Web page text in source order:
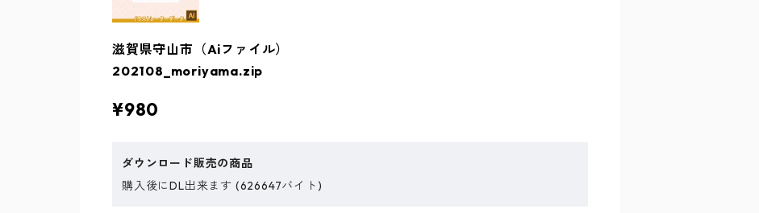
滋賀県守山市（Aiファイル）
202108_moriyama.zip
¥980
ダウンロード販売の商品
購入後にDL出来ます (626647バイト)